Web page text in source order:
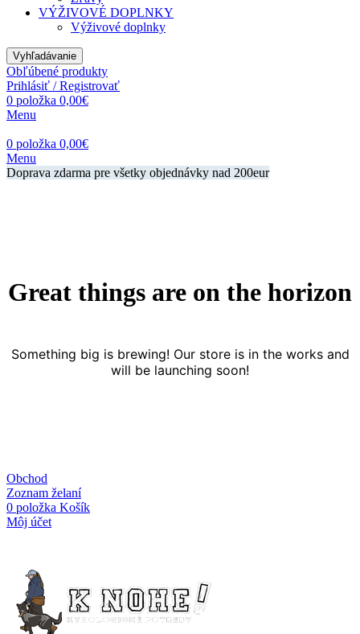
VÝŽIVOVÉ DOPLNKY
Výživové doplnky
Vyhľadávanie
Obľúbené produkty
Prihlásiť / Registrovať
0 položka 0,00€
Menu
0 položka 0,00€
Menu
Doprava zdarma pre všetky objednávky nad 200eur
Great things are on the horizon
Something big is brewing! Our store is in the works and
will be launching soon!
Obchod
Zoznam želaní
0 položka Košík
Môj účet